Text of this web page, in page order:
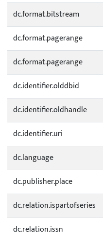
dc.format.bitstream
dc.format.pagerange
dc.format.pagerange
dc.identifier.olddbid
dc.identifier.oldhandle
dc.identifier.uri
dc.language
dc.publisher.place
dc.relation.ispartofseries
dc.relation.issn